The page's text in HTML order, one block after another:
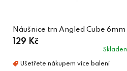
Náušnice trn Angled Cube
129 Kč